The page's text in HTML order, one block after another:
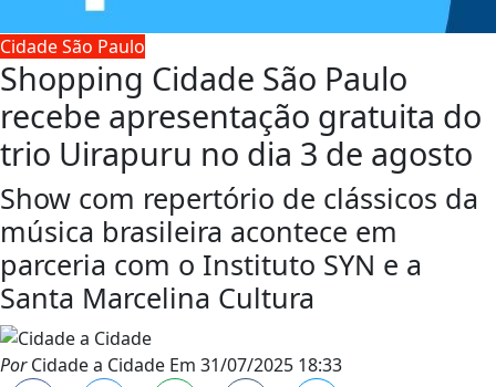
Cidade São Paulo
Shopping Cidade São Paulo
recebe apresentação gratuita do
trio Uirapuru no dia 3 de agosto
Show com repertório de clássicos da
música brasileira acontece em
parceria com o Instituto SYN e a
Santa Marcelina Cultura
PorCidade a Cidade Em 31/07/2025 18:33